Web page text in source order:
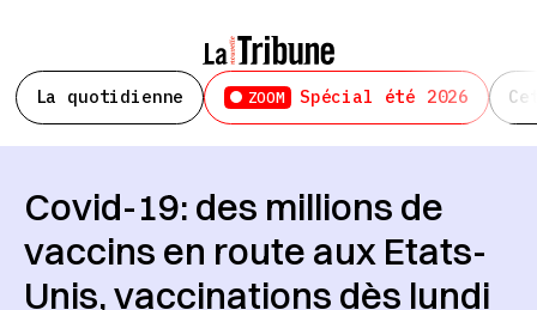
La quotidienne ZOOM Spécial été 2026
Covid-19: des millions de
vaccins en route aux Etats-
Unis, vaccinations dès lundi